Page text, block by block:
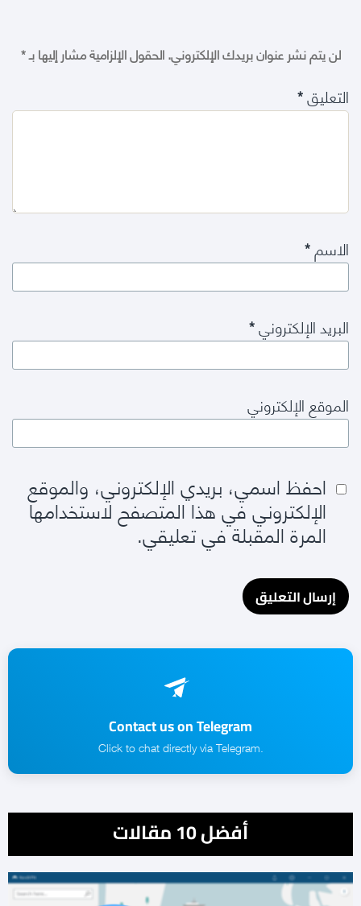
لن يتم نشر عنوان بريدك الإلكتروني.الحقول الإلزامية مشار إليها بـ*
التعليق*
الاسم*
البريد الإلكتروني*
الموقع الإلكتروني
احفظ اسمي، بريدي الإلكتروني، والموقع
الإلكتروني في هذا المتصفح لاستخدامها
المرة المقبلة في تعليقي.
Contact us on Telegram
.Click to chat directly via Telegram
أفضل 10 مقالات